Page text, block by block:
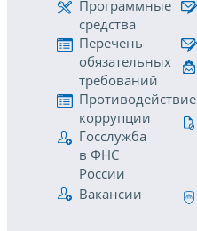
Программные
средства
Перечень
обязательных
требований
Противодействие
коррупции
Госслужба
в ФНС
России
Вакансии